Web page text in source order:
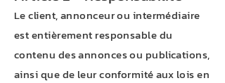
Le client, annonceur ou intermédiaire
est entièrement responsable du
contenu des annonces ou publications,
ainsi que de leur conformité aux lois en